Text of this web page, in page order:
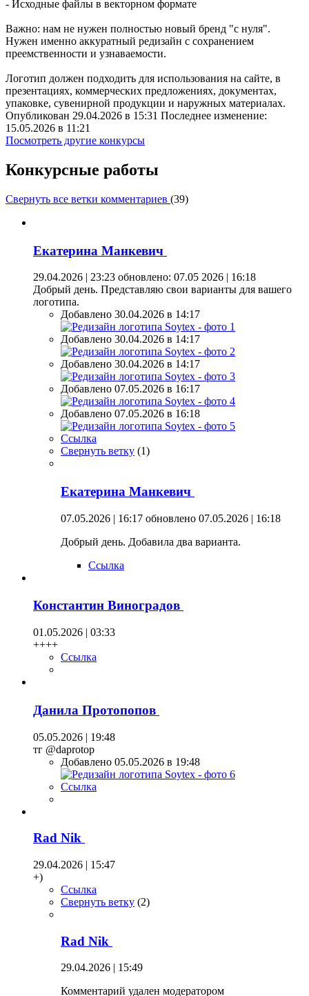
- Исходные файлы в векторном формате
Важно: нам не нужен полностью новый бренд "с нуля".
Нужен именно аккуратный редизайн с сохранением
преемственности и узнаваемости.
Логотип должен подходить для использования на сайте, в
презентациях, коммерческих предложениях, документах,
упаковке, сувенирной продукции и наружных материалах.
Опубликован 29.04.2026 в 15:31 Последнее изменение:
15.05.2026 в 11:21
Посмотреть другие конкурсы
Конкурсные работы
Свернуть все ветки комментариев (39)
Екатерина Манкевич
29.04.2026 | 23:23 обновлено: 07.05 2026 | 16:18
Добрый день. Представляю свои варианты для вашего
логотипа.
Добавлено 30.04.2026 в 14:17
Добавлено 30.04.2026 в 14:17
Добавлено 30.04.2026 в 14:17
Добавлено 07.05.2026 в 16:17
Добавлено 07.05.2026 в 16:18
Ссылка
Свернуть ветку (1)
Екатерина Манкевич
07.05.2026 | 16:17 обновлено 07.05.2026 | 16:18
Добрый день. Добавила два варианта.
Ссылка
Константин Виноградов
01.05.2026 | 03:33
++++
Ссылка
Данила Протопопов
05.05.2026 | 19:48
тг @daprotop
Добавлено 05.05.2026 в 19:48
Ссылка
Rad Nik
29.04.2026 | 15:47
+)
Ссылка
Свернуть ветку (2)
Rad Nik
29.04.2026 | 15:49
Комментарий удален модератором